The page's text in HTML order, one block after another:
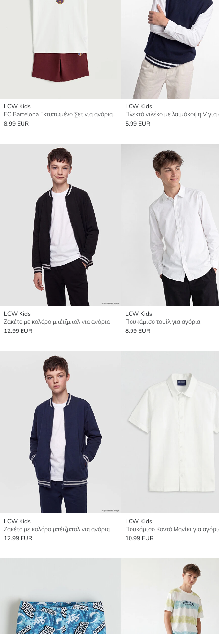
LCW Kids
FC Barcelona Εκτυπωμένο Σετ για αγόρια Μπλούζα και Σορτς
8.99 EUR
LCW Kids
Πλεκτό γιλέκο με λαιμόκοψη V για
5.99 EUR
LCW Kids
Ζακέτα με κολάρο μπέιζμπολ για αγόρια
12.99 EUR
LCW Kids
Πουκάμισο τουίλ για αγόρια
8.99 EUR
LCW Kids
Ζακέτα με κολάρο μπέιζμπολ για αγόρια
12.99 EUR
LCW Kids
Πουκάμισο Κοντό Μανίκι για
10.99 EUR